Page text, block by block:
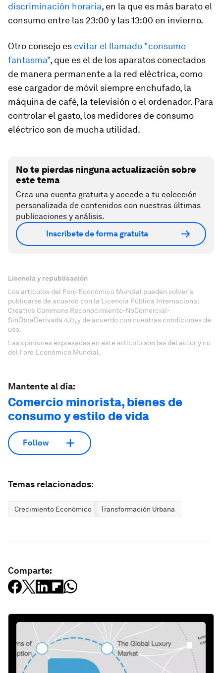
discriminación horaria, en la que es más barato el
consumo entre las 23:00 y las 13:00 en invierno.
Otro consejo es evitar el llamado "consumo
fantasma", que es el de los aparatos conectados
de manera permanente a la red eléctrica, como
ese cargador de móvil siempre enchufado, la
máquina de café, la televisión o el ordenador. Para
controlar el gasto, los medidores de consumo
eléctrico son de mucha utilidad.
No te pierdas ninguna actualización sobre
este tema
Crea una cuenta gratuita y accede a tu colección
personalizada de contenidos con nuestras últimas
publicaciones y análisis.
Inscríbete de forma gratuita
Licencia y republicación
Los artículos del Foro Económico Mundial pueden volver a
publicarse de acuerdo con la Licencia Pública Internacional
Creative Commons Reconocimiento-NoComercial-
SinObraDerivada 4.0, y de acuerdo con nuestras condiciones de
uso.
Las opiniones expresadas en este artículo son las del autor y no
del Foro Económico Mundial.
Mantente al día:
Comercio minorista, bienes de
consumo y estilo de vida
Follow
Temas relacionados:
Crecimiento Económico Transformación Urbana
Comparte: